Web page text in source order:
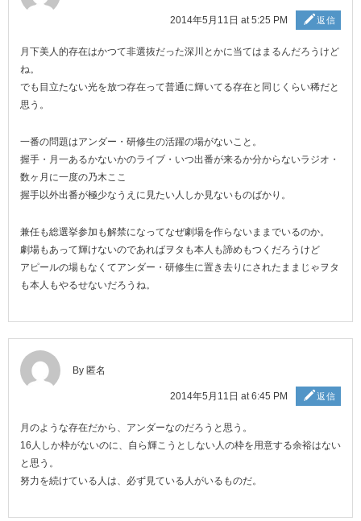
2014年5月11日 at 5:25 PM 返信
月下美人的存在はかつて非選抜だった深川とかに当てはまるんだろうけど
ね。
でも目立たない光を放つ存在って普通に輝いてる存在と同じくらい稀だと
思う。
一番の問題はアンダー・研修生の活躍の場がないこと。
握手・月一あるかないかのライブ・いつ出番が来るか分からないラジオ・
数ヶ月に一度の乃木ここ
握手以外出番が極少なうえに見たい人しか見ないものばかり。
兼任も総選挙参加も解禁になってなぜ劇場を作らないままでいるのか。
劇場もあって輝けないのであればヲタも本人も諦めもつくだろうけど
アピールの場もなくてアンダー・研修生に置き去りにされたままじゃヲタ
も本人もやるせないだろうね。
By 匿名
2014年5月11日 at 6:45 PM 返信
月のような存在だから、アンダーなのだろうと思う。
16人しか枠がないのに、自ら輝こうとしない人の枠を用意する余裕はない
と思う。
努力を続けている人は、必ず見ている人がいるものだ。